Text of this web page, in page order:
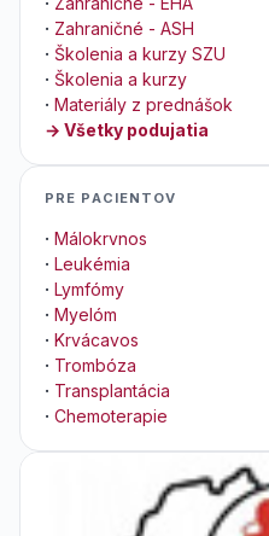
· Zahraničné - ASH
· Školenia a kurzy SZU
· Školenia a kurzy
· Materiály z prednášok
→ Všetky podujatia
PRE PACIENTOV
· Málokrvnos
· Leukémia
· Lymfómy
· Myelóm
· Krvácavos
· Trombóza
· Transplantácia
· Chemoterapie